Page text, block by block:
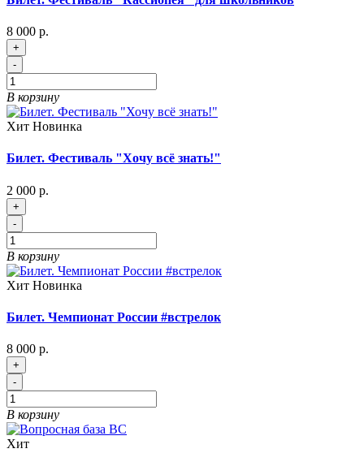
8 000 р.
+
-
В корзину
Хит Новинка
Билет. Фестиваль "Хочу всё знать!"
2 000 р.
+
-
В корзину
Хит Новинка
Билет. Чемпионат России #встрелок
8 000 р.
+
-
В корзину
Хит